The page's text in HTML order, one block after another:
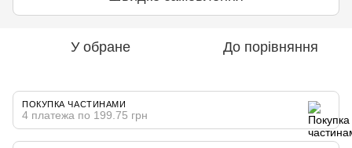
У обране До порівняння
ПОКУПКА ЧАСТИНАМИ
4 платежа по 199.75 грн